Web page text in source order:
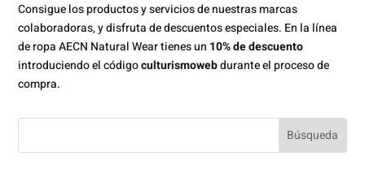
Consigue los productos y servicios de nuestras marcas
colaboradoras, y disfruta de descuentos especiales. En la línea
de ropa AECN Natural Wear tienes un 10% de descuento
introduciendo el códigoculturismowebdurante el proceso de
compra.